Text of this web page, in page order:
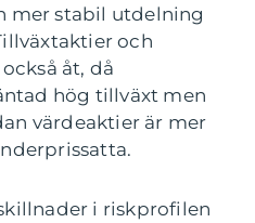
mer stabil utdelning
och
åt, då
hög tillväxt men
värdeaktier är mer
i riskprofilen